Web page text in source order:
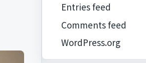
Entries feed
Comments feed
WordPress.org